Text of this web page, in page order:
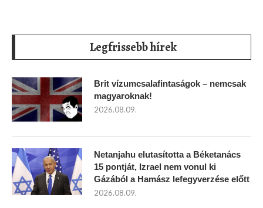
Legfrissebb hírek
Brit vízumcsalafintaságok – nemcsak
magyaroknak!
2026.08.09.
Netanjahu elutasította a Béketanács
15 pontját, Izrael nem vonul ki
Gázából a Hamász lefegyverzése előtt
2026.08.09.